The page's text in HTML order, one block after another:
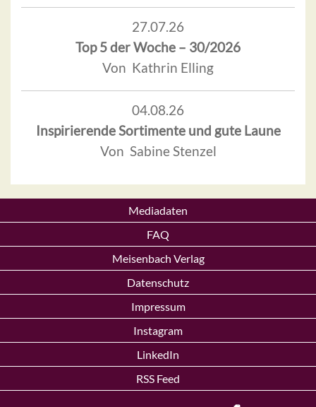
27.07.26
Top 5 der Woche – 30/2026
Von Kathrin Elling
04.08.26
Inspirierende Sortimente und gute Laune
Von Sabine Stenzel
Mediadaten
FAQ
Meisenbach Verlag
Datenschutz
Impressum
Instagram
LinkedIn
RSS Feed